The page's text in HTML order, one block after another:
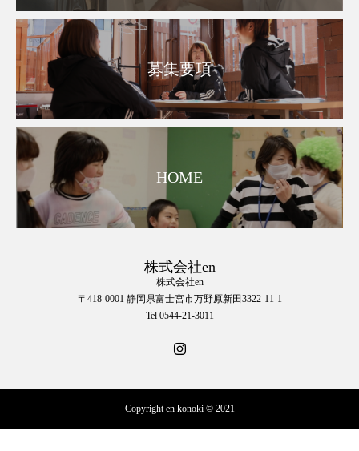
募集要項
HOME
株式会社en
株式会社en
〒418-0001 静岡県富士宮市万野原新田3322-11-1
Tel 0544-21-3011
Copyright en konoki © 2021